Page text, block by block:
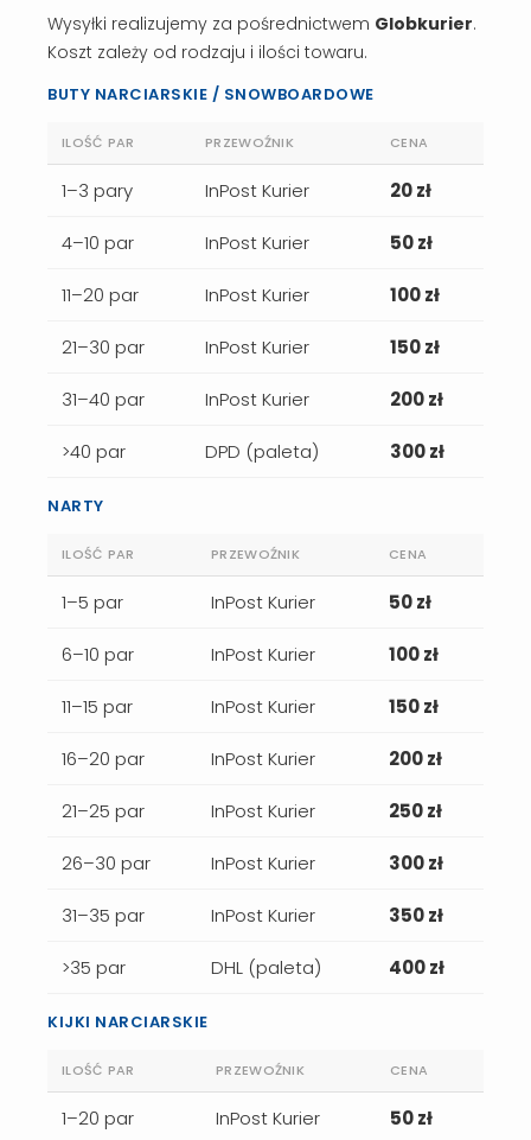
Wysyłki realizujemy za pośrednictwem Globkurier.
Koszt zależy od rodzaju i ilości towaru.
BUTY NARCIARSKIE / SNOWBOARDOWE
ILOŚĆ PAR PRZEWOŹNIK CENA
1–3 pary InPost Kurier 20 zł
4–10 par InPost Kurier 50 zł
11–20 par InPost Kurier 100 zł
21–30 par InPost Kurier 150 zł
31–40 par InPost Kurier 200 zł
>40 par DPD (paleta) 300 zł
NARTY
ILOŚĆ PAR PRZEWOŹNIK CENA
1–5 par InPost Kurier 50 zł
6–10 par InPost Kurier 100 zł
11–15 par InPost Kurier 150 zł
16–20 par InPost Kurier 200 zł
21–25 par InPost Kurier 250 zł
26–30 par InPost Kurier 300 zł
31–35 par InPost Kurier 350 zł
>35 par DHL (paleta) 400 zł
KIJKI NARCIARSKIE
ILOŚĆ PAR PRZEWOŹNIK CENA
1–20 par InPost Kurier 50 zł